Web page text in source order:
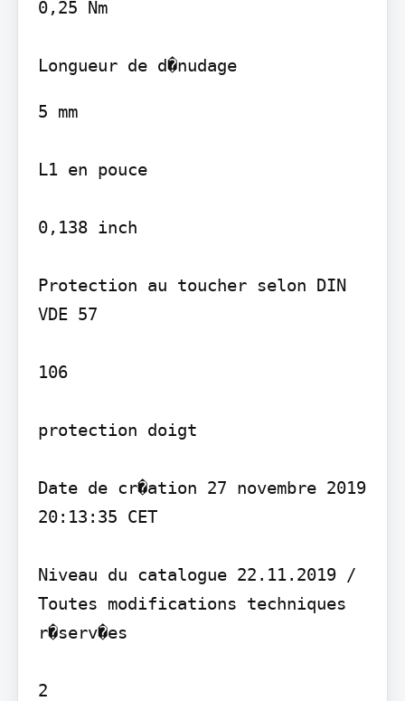
0,25 Nm
Longueur de d�nudage
5 mm
L1 en pouce
0,138 inch
Protection au toucher selon DIN
VDE 57
106
protection doigt
Date de cr�ation 27 novembre 2019
20:13:35 CET
Niveau du catalogue 22.11.2019 /
Toutes modifications techniques
r�serv�es
2